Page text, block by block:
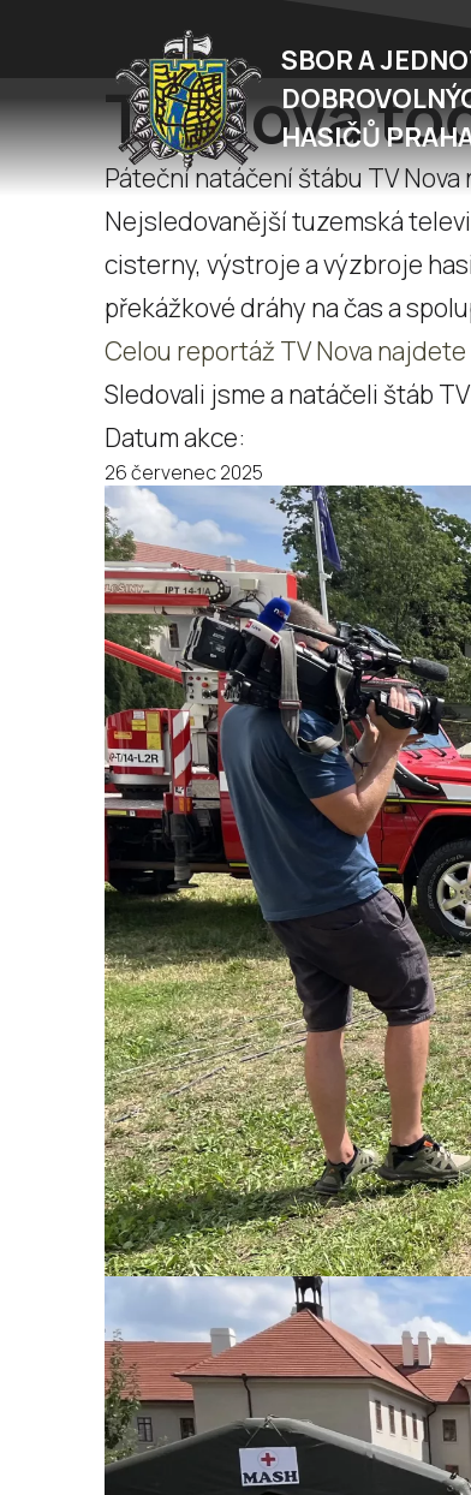
SBOR A
HASIČŮ
TV Nova
Páteční natáčení štábu TV
Nejsledovanější tuzemská
cisterny, výstroje a výzbroje
překážkové dráhy na čas a
Celou reportáž TV Nova najdete
Sledovali jsme a natáčeli štáb
Datum akce:
26 červenec 2025